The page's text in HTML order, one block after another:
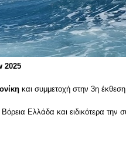
2025
και συμμετοχή στην 3η
Ελλάδα και ειδικότερα